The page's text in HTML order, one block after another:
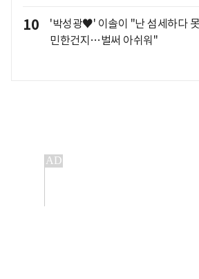
10
'박성광♥' 이솔이 "난 섬세하다
민한건지…벌써 아쉬워"